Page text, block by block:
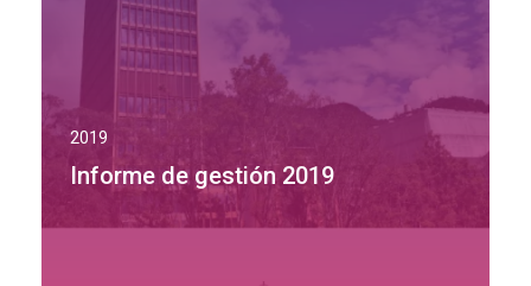
2019
Informe de gestión 2019